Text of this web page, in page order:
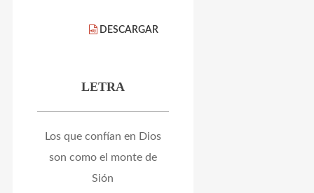
DESCARGAR
LETRA
Los que confían en Dios
son como el monte de
Sión